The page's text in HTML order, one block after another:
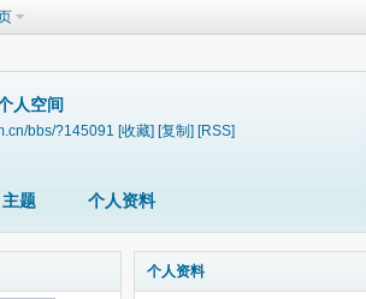
人空间
bbs/?145091 [收藏] [复制] [RSS]
主题 个人资料
个人资料